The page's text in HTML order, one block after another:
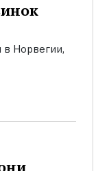
в Норвегии,